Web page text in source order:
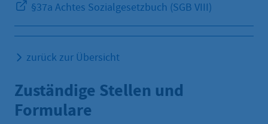
§37a Achtes Sozialgesetzbuch (SGB VIII)
zurück zur Übersicht
Zuständige Stellen und
Formulare